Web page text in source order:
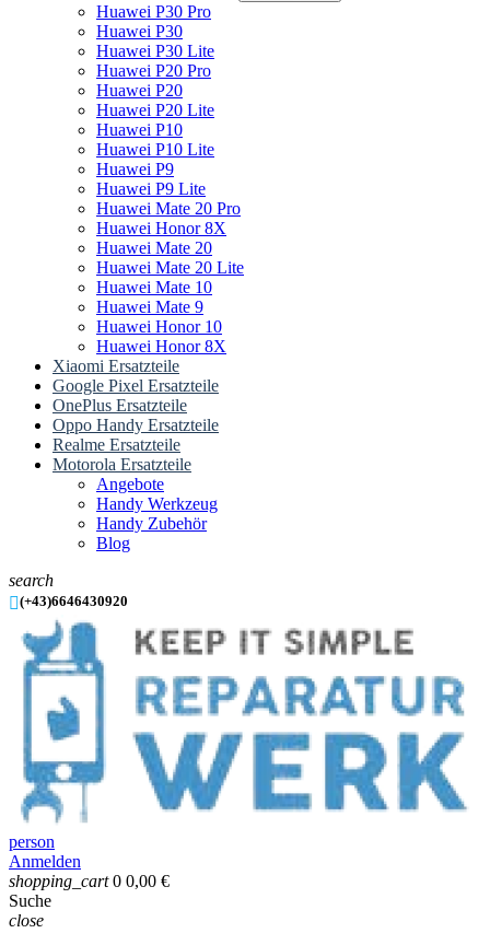
Huawei P30 Pro
Huawei P30
Huawei P30 Lite
Huawei P20 Pro
Huawei P20
Huawei P20 Lite
Huawei P10
Huawei P10 Lite
Huawei P9
Huawei P9 Lite
Huawei Mate 20 Pro
Huawei Honor 8X
Huawei Mate 20
Huawei Mate 20 Lite
Huawei Mate 10
Huawei Mate 9
Huawei Honor 10
Huawei Honor 8X
Xiaomi Ersatzteile
Google Pixel Ersatzteile
OnePlus Ersatzteile
Oppo Handy Ersatzteile
Realme Ersatzteile
Motorola Ersatzteile
Angebote
Handy Werkzeug
Handy Zubehör
Blog
search
(+43)6646430920
person
Anmelden
shopping_cart 0 0,00 €
Suche
close